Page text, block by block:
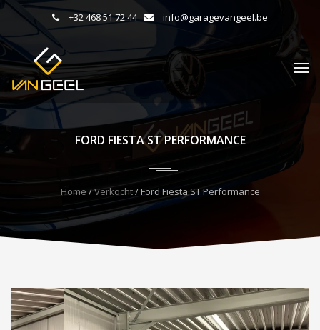
+32 468 51 72 44 info@garagevangeel.be
FORD FIESTA ST PERFORMANCE
Home/Verkocht/ Ford Fiesta ST Performance